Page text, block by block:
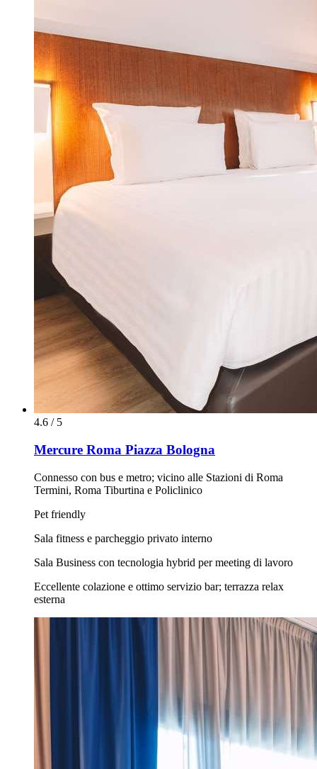
4.6 / 5
Mercure Roma Piazza Bologna
Connesso con bus e metro; vicino alle Stazioni di Roma
Termini, Roma Tiburtina e Policlinico
Pet friendly
Sala fitness e parcheggio privato interno
Sala Business con tecnologia hybrid per meeting di lavoro
Eccellente colazione e ottimo servizio bar; terrazza relax
esterna